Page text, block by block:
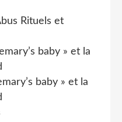
Rituels et
baby » et la
baby » et la